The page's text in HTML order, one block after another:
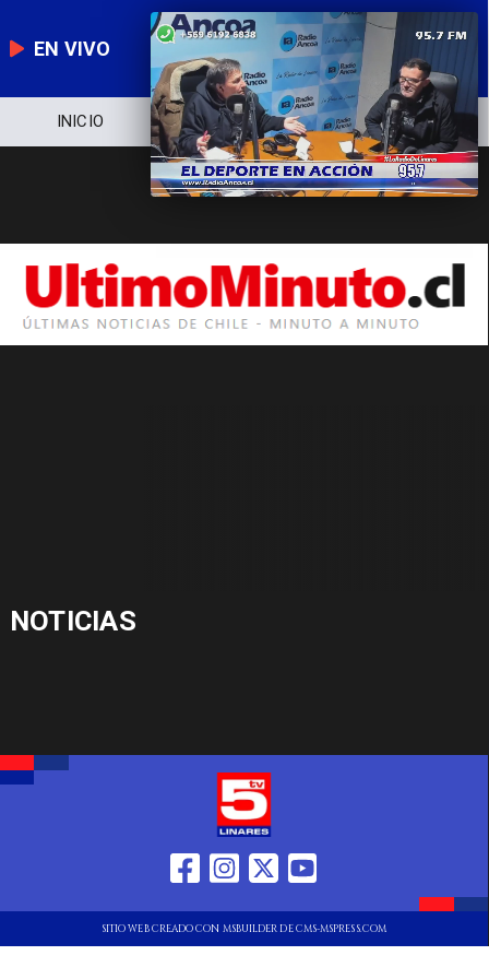
EN VIVO
INICIO NOTICIERO POLÍTICA
NOTICIAS
SITIO WEB CREADO CON MSBUILDER DE CMS-MSPRESS.COM